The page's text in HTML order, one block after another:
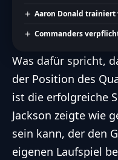
Aaron Donald
Commanders
Was dafür spricht,
der Position des
ist die erfolgreiche
Jackson zeigte wie
sein kann, der den
eigenen Laufspiel